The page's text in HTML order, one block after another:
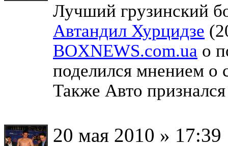
Лучший грузинский
Автандил Хурцидзе
BOXNEWS.com.ua о
поделился мнением о
Также Авто
20 мая 2010 » 17:39